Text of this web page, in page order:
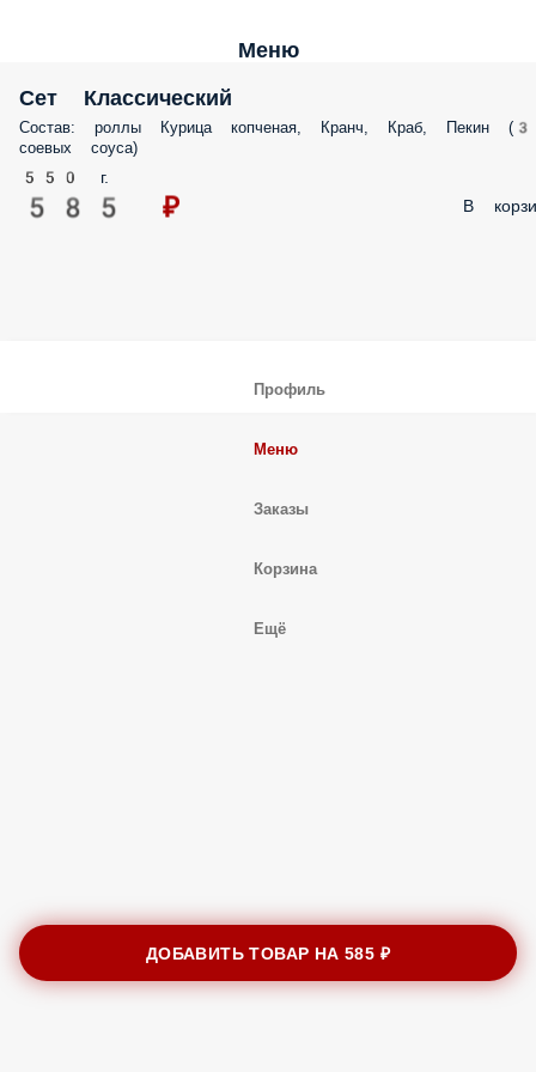
Меню
Сет Классический
Состав: роллы Курица копченая, Кранч, Краб, Пекин (3
соевых соуса)
550 г.
585 ₽ В
ДОБАВИТЬ ТОВАР НА585 ₽
Профиль
Меню
Заказы
Корзина
Ещё